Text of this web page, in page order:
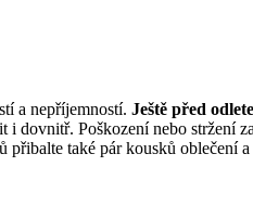
a nepříjemností. Ještě před
i dovnitř. Poškození nebo stržení
také pár kousků